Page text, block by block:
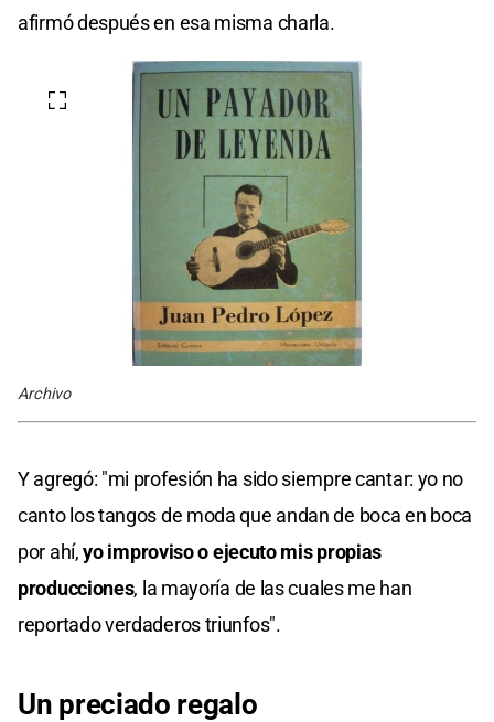
afirmó después en esa misma charla.
Archivo
Y agregó: "mi profesión ha sido siempre cantar: yo no
canto los tangos de moda que andan de boca en boca
por ahí,yo improviso o ejecuto mis propias
producciones, la mayoría de las cuales me han
reportado verdaderos triunfos".
Un preciado regalo